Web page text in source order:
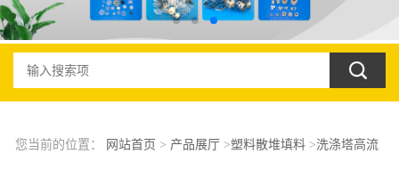
您当前的位置： 网站首页 > 产品展厅>塑料散堆填料>洗涤塔高流